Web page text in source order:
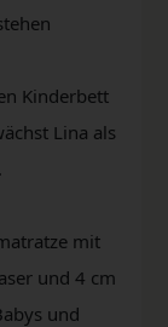
Kinderbett
Lina als
mit
und 4 cm
und